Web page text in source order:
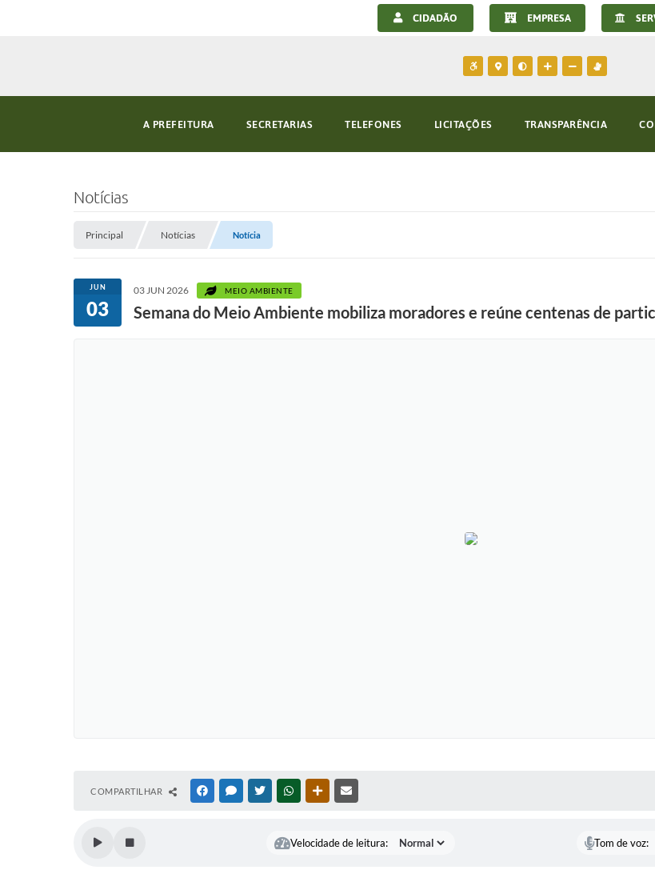
CIDADÃO EMPRESA
A PREFEITURA SECRETARIAS TELEFONES LICITAÇÕES TRANSPARÊNCIA
Notícias
Principal Notícias Notícia
JUN
03
03 JUN 2026 MEIO AMBIENTE
Semana do Meio Ambiente mobiliza moradores e reúne centenas de
COMPARTILHAR FACEBOOKMESSENGER
TWITTERWHATSAPPOUTRAS MÍDIAS
Velocidade de leitura: Tom de voz: